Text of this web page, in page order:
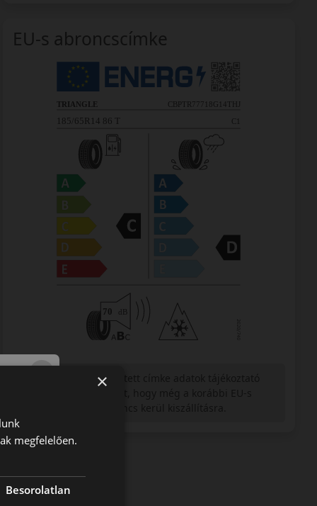
EU-s abroncscímke
Figyelem a feltüntetett címke adatok tájékoztató
×
megfelelően.
Besorolatlan